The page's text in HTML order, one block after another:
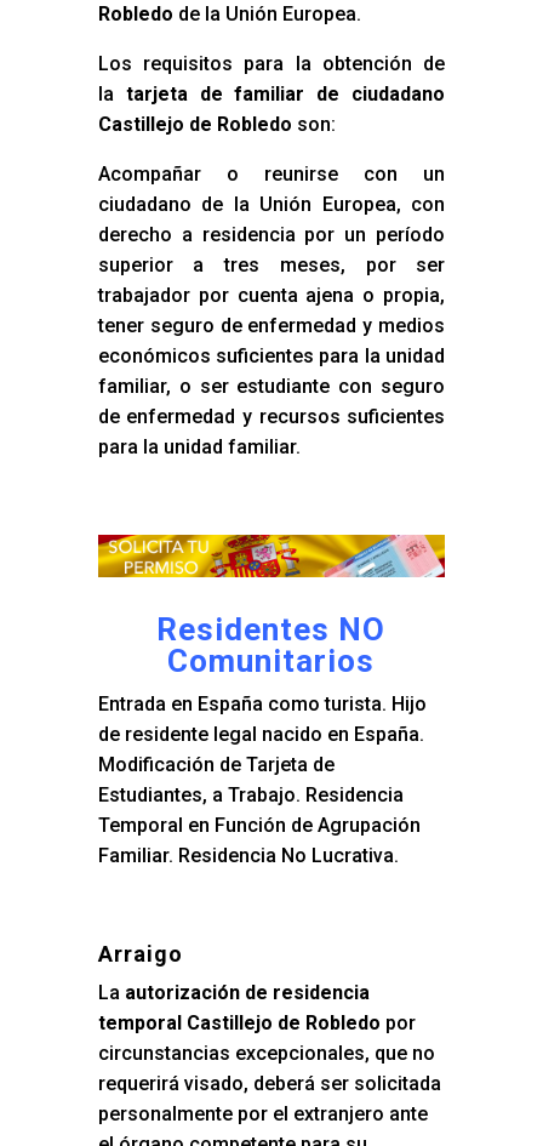
Robledo de la Unión Europea.
Los requisitos para la obtención de
la tarjeta de familiar de ciudadano
Castillejo de Robledo son:
Acompañar o reunirse con un
ciudadano de la Unión Europea, con
derecho a residencia por un período
superior a tres meses, por ser
trabajador por cuenta ajena o propia,
tener seguro de enfermedad y medios
económicos suficientes para la unidad
familiar, o ser estudiante con seguro
de enfermedad y recursos suficientes
para la unidad familiar.
Residentes NO
Comunitarios
Entrada en España como turista. Hijo
de residente legal nacido en España.
Modificación de Tarjeta de
Estudiantes, a Trabajo. Residencia
Temporal en Función de Agrupación
Familiar. Residencia No Lucrativa.
Arraigo
La autorización de residencia
temporal Castillejo de Robledo por
circunstancias excepcionales, que no
requerirá visado, deberá ser solicitada
personalmente por el extranjero ante